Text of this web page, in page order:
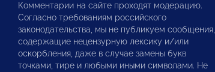
Комментарии на сайте проходят модерацию.
Согласно требованиям российского
законодательства, мы не публикуем сообщения,
содержащие нецензурную лексику и/или
оскорбления, даже в случае замены букв
точками, тире и любыми иными символами. Не